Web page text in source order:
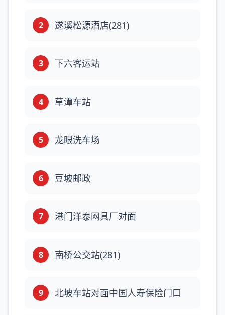
2 遂溪松源酒店(281)
3 下六客运站
4 草潭车站
5 龙眼洗车场
6 豆坡邮政
7 港门洋泰网具厂对面
8 南桥公交站(281)
9 北坡车站对面中国人寿保险门口